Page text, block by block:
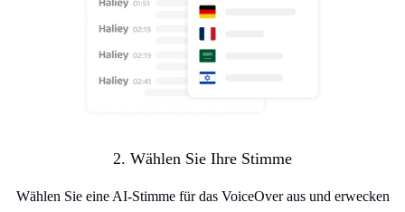
2. Wählen Sie Ihre Stimme
Wählen Sie eine AI-Stimme für das VoiceOver aus und erwecken